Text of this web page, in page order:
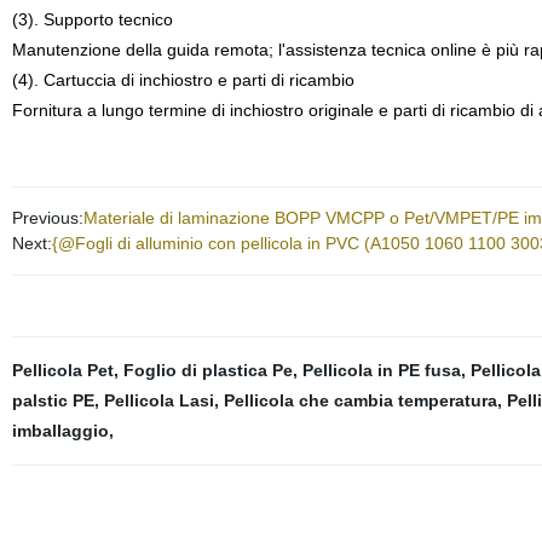
(3). Supporto tecnico
Manutenzione della guida remota; l'assistenza tecnica online è più
(4). Cartuccia di inchiostro e parti di ricambio
Fornitura a lungo termine di inchiostro originale e parti di ricambio di
Previous:Materiale di laminazione BOPP VMCPP o Pet/VMPET/PE
Next:{@Fogli di alluminio con pellicola in PVC (A1050 1060 1100
Pellicola Pet, Foglio di plastica Pe, Pellicola in PE fusa,
palstic PE, Pellicola Lasi, Pellicola che cambia temperatura,
imballaggio,